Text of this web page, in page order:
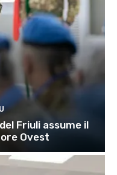
Friuli assume il
Ovest